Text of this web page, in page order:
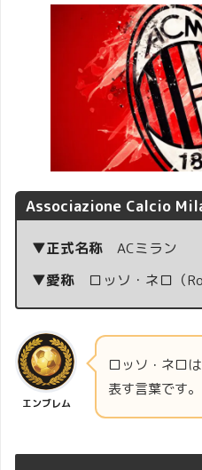
Associazione Calcio
▼正式名称 ACミラン
▼愛称 ロッソ・ネロ（
エンブレム
ロッソ・ネロ
表す言葉です。